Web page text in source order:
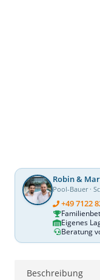
Robin &
Pool-Bauer ·
+49 7122
Eigenes
Beratung
Beschreibung